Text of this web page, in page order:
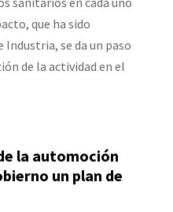
que ha sido
se da un paso
de la actividad en el
la automoción
un plan de